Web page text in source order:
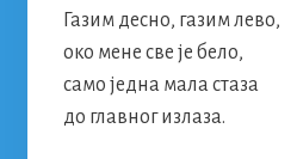
Газим десно, газим лево,
око мене све је бело,
само једна мала стаза
до главног излаза.